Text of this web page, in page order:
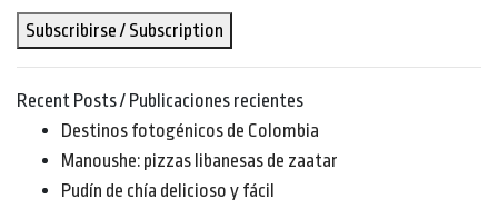
email
Subscribirse / Subscription
Recent Posts / Publicaciones recientes
Destinos fotogénicos de Colombia
Manoushe: pizzas libanesas de zaatar
Pudín de chía delicioso y fácil